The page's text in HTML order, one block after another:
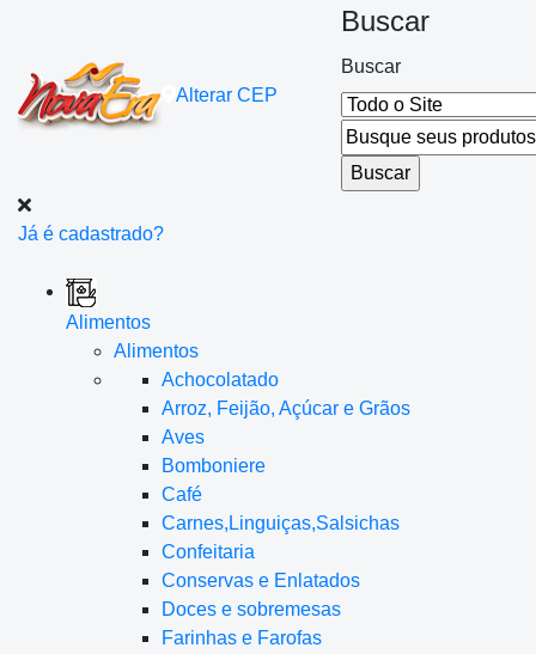
Alterar CEP
Buscar
Buscar
Já é cadastrado?
Alimentos
Alimentos
Achocolatado
Arroz, Feijão, Açúcar e Grãos
Aves
Bomboniere
Café
Carnes,Linguiças,Salsichas
Confeitaria
Conservas e Enlatados
Doces e sobremesas
Farinhas e Farofas